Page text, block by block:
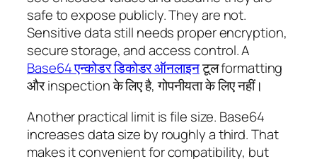
safe to expose publicly. They are not.
Sensitive data still needs proper encryption,
secure storage, and access control. A
Base64 एन्कोडर डिकोडर ऑनलाइनटूल formatting
और inspection के लिए है, गोपनीयता के लिए नहीं।
Another practical limit is file size. Base64
increases data size by roughly a third. That
makes it convenient for compatibility, but